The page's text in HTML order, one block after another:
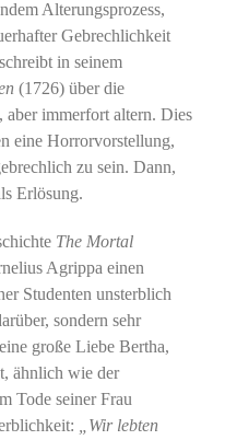
Alterungsprozess,
Gebrechlichkeit
in seinem
(1726) über die
aber immerfort altern. Dies
eine Horrorvorstellung,
zu sein. Dann,
Erlösung.
The Mortal
Agrippa einen
Studenten unsterblich
sondern sehr
große Liebe Bertha,
ähnlich wie der
Tode seiner Frau
„Wir lebten